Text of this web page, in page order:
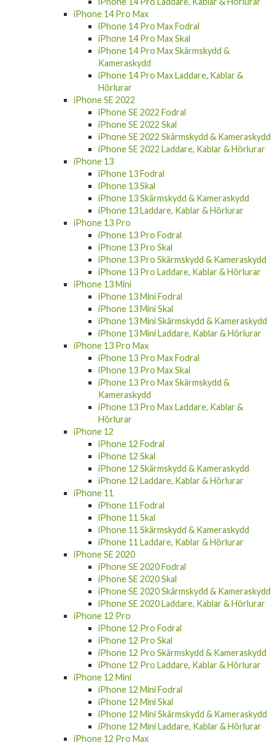
iPhone 14 Pro Max
iPhone 14 Pro Max Fodral
iPhone 14 Pro Max Skal
iPhone 14 Pro Max Skärmskydd &
Kameraskydd
iPhone 14 Pro Max Laddare, Kablar &
Hörlurar
iPhone SE 2022
iPhone SE 2022 Fodral
iPhone SE 2022 Skal
iPhone SE 2022 Skärmskydd & Kameraskydd
iPhone SE 2022 Laddare, Kablar & Hörlurar
iPhone 13
iPhone 13 Fodral
iPhone 13 Skal
iPhone 13 Skärmskydd & Kameraskydd
iPhone 13 Laddare, Kablar & Hörlurar
iPhone 13 Pro
iPhone 13 Pro Fodral
iPhone 13 Pro Skal
iPhone 13 Pro Skärmskydd & Kameraskydd
iPhone 13 Pro Laddare, Kablar & Hörlurar
iPhone 13 Mini
iPhone 13 Mini Fodral
iPhone 13 Mini Skal
iPhone 13 Mini Skärmskydd & Kameraskydd
iPhone 13 Mini Laddare, Kablar & Hörlurar
iPhone 13 Pro Max
iPhone 13 Pro Max Fodral
iPhone 13 Pro Max Skal
iPhone 13 Pro Max Skärmskydd &
Kameraskydd
iPhone 13 Pro Max Laddare, Kablar &
Hörlurar
iPhone 12
iPhone 12 Fodral
iPhone 12 Skal
iPhone 12 Skärmskydd & Kameraskydd
iPhone 12 Laddare, Kablar & Hörlurar
iPhone 11
iPhone 11 Fodral
iPhone 11 Skal
iPhone 11 Skärmskydd & Kameraskydd
iPhone 11 Laddare, Kablar & Hörlurar
iPhone SE 2020
iPhone SE 2020 Fodral
iPhone SE 2020 Skal
iPhone SE 2020 Skärmskydd & Kameraskydd
iPhone SE 2020 Laddare, Kablar & Hörlurar
iPhone 12 Pro
iPhone 12 Pro Fodral
iPhone 12 Pro Skal
iPhone 12 Pro Skärmskydd & Kameraskydd
iPhone 12 Pro Laddare, Kablar & Hörlurar
iPhone 12 Mini
iPhone 12 Mini Fodral
iPhone 12 Mini Skal
iPhone 12 Mini Skärmskydd & Kameraskydd
iPhone 12 Mini Laddare, Kablar & Hörlurar
iPhone 12 Pro Max